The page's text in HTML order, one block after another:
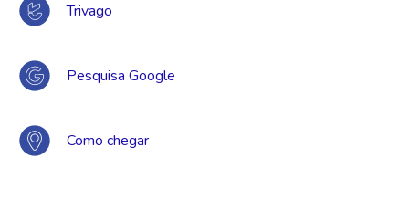
Trivago
Pesquisa Google
Como chegar